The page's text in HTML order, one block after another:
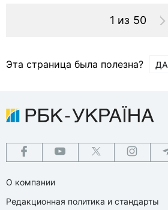
1 из 50
Эта страница была полезна? ДА
О компании
Редакционная политика и стандарты